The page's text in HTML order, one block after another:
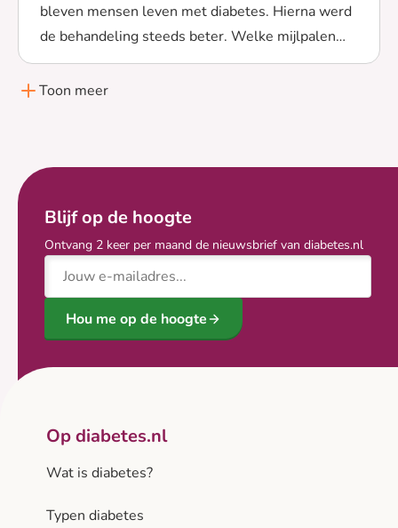
bleven mensen leven met diabetes. Hierna werd
de behandeling steeds beter. Welke mijlpalen
heeft de geschiedenis van diabetes?
Lees meer over Geschiedenis van diabetes en de
Toon meer
Blijf op de hoogte
Ontvang 2 keer per maand de nieuwsbrief van diabetes.nl
E-mailadres
Hou me op de hoogte
Op diabetes.nl
Wat is diabetes?
Typen diabetes